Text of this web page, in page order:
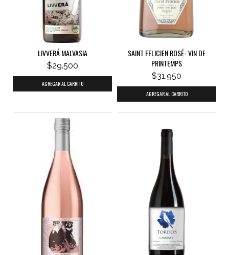
LIVVERÁ MALVASIA
$29.500
SAINT FELICIEN ROSÉ- VIN DE
PRINTEMPS
$31.950